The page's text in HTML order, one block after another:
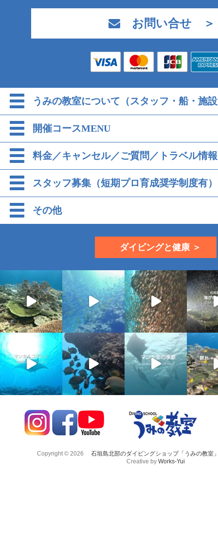
お問い合せ ＞
うみの教室について（スタッフ・船・施
開催コースMENU
料金／キャンセル／ご質問／トラベル情報
スタッフ募集（短期プロ育成奨学制度有）
その他
ダイビングと健康 ＞
Copyright © 2026
石垣島北部のダイビングショップ「うみの教室
Creative by Works-Yui